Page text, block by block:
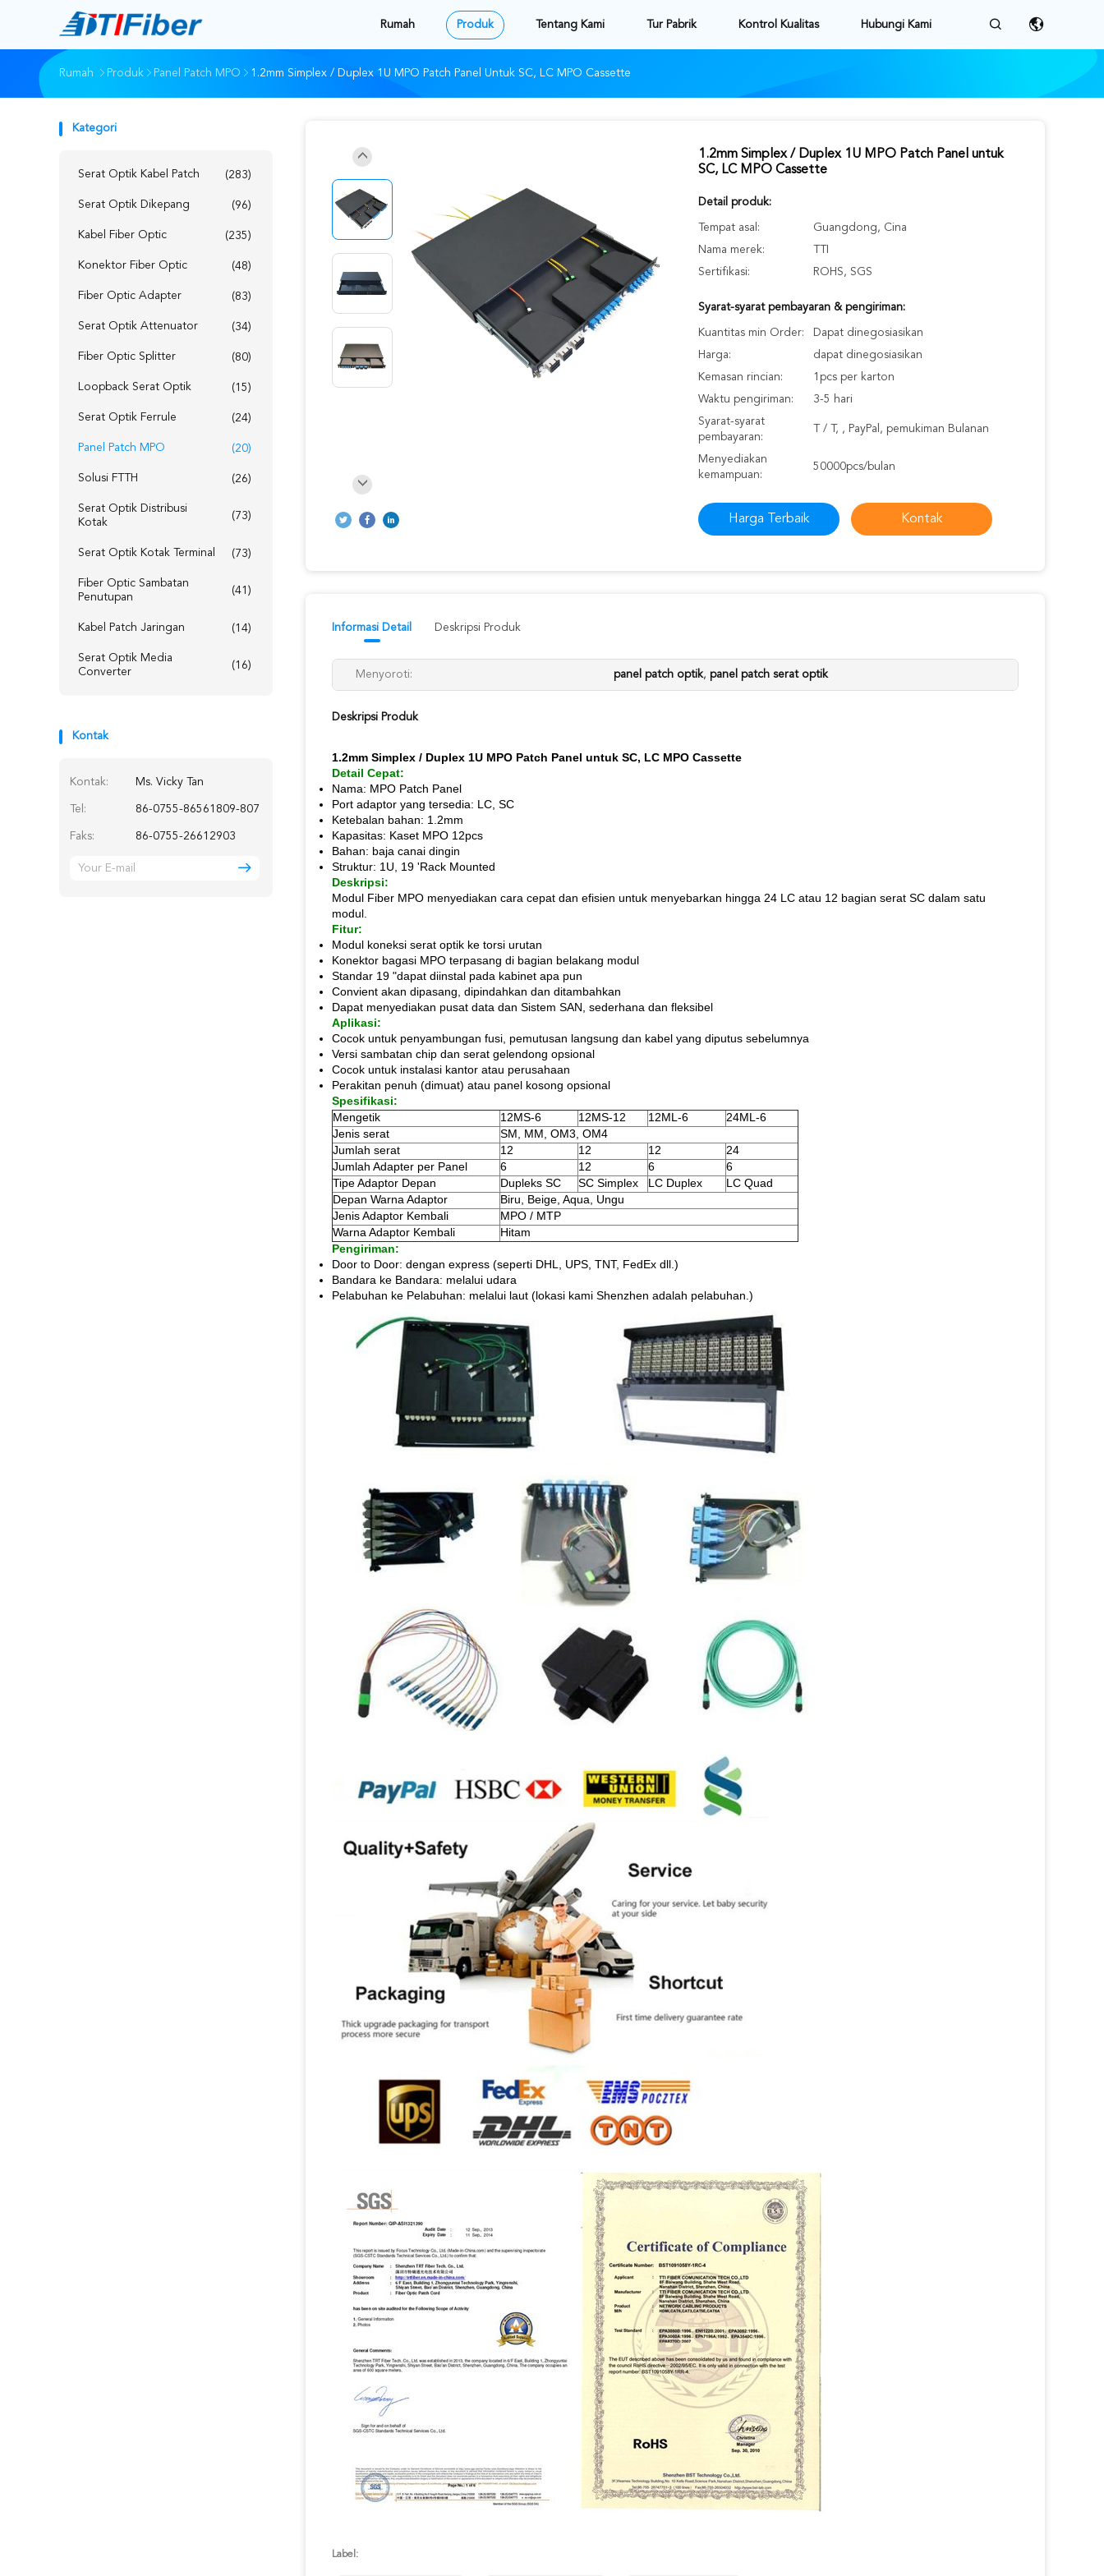
Rumah Produk Tentang Kami Tur Pabrik Kontrol Kualitas Hubungi Kami
Rumah Produk Panel Patch MPO 1.2mm Simplex / Duplex 1U MPO Patch Panel Untuk SC, LC MPO Cassette
Kategori
Serat Optik Kabel Patch (283)
Serat Optik Dikepang (96)
Kabel Fiber Optic (235)
Konektor Fiber Optic (48)
Fiber Optic Adapter (83)
Serat Optik Attenuator (34)
Fiber Optic Splitter (80)
Loopback Serat Optik (15)
Serat Optik Ferrule (24)
Panel Patch MPO (20)
Solusi FTTH (26)
Serat Optik Distribusi
Kotak
(73)
Serat Optik Kotak Terminal (73)
Fiber Optic Sambatan
Penutupan
(41)
Kabel Patch Jaringan (14)
Serat Optik Media
Converter
(16)
Kontak
Kontak: Ms. Vicky Tan
Tel: 86-0755-86561809-807
Faks: 86-0755-26612903
1.2mm Simplex / Duplex 1U MPO Patch Panel untuk
SC, LC MPO Cassette
Detail produk:
Tempat asal:
Guangdong, Cina
Nama merek:
Sertifikasi:
ROHS, SGS
Syarat-syarat pembayaran & pengiriman:
Kuantitas min Order:
Dapat dinegosiasikan
Harga:
dapat dinegosiasikan
Kemasan rincian:
1pcs per karton
Waktu pengiriman:
3-5 hari
Syarat-syarat
pembayaran:
T / T, , PayPal, pemukiman Bulanan
Menyediakan
kemampuan:
50000pcs/bulan
Harga Terbaik Kontak
Informasi Detail Deskripsi Produk
Menyoroti: panel patch optik, panel patch serat optik
Deskripsi Produk
1.2mm Simplex / Duplex 1U MPO Patch Panel untuk SC, LC MPO Cassette
Detail Cepat:
Nama: MPO Patch Panel
Port adaptor yang tersedia: LC, SC
Ketebalan bahan: 1.2mm
Kapasitas: Kaset MPO 12pcs
Bahan: baja canai dingin
Struktur: 1U, 19 'Rack Mounted
Deskripsi:
Modul Fiber MPO menyediakan cara cepat dan efisien untuk menyebarkan hingga 24 LC atau 12 bagian serat SC dalam satu
modul.
Fitur:
Modul koneksi serat optik ke torsi urutan
Konektor bagasi MPO terpasang di bagian belakang modul
Standar 19 "dapat diinstal pada kabinet apa pun
Convient akan dipasang, dipindahkan dan ditambahkan
Dapat menyediakan pusat data dan Sistem SAN, sederhana dan fleksibel
Aplikasi:
Cocok untuk penyambungan fusi, pemutusan langsung dan kabel yang diputus sebelumnya
Versi sambatan chip dan serat gelendong opsional
Cocok untuk instalasi kantor atau perusahaan
Perakitan penuh (dimuat) atau panel kosong opsional
Spesifikasi:
Mengetik
12MS-6 12MS-12 12ML-6
24ML-6
Jenis serat
SM, MM, OM3, OM4
Jumlah serat
12 12 12
24
Jumlah Adapter per Panel
6 12 6
6
Tipe Adaptor Depan
Dupleks SC SC Simplex LC Duplex
LC Quad
Depan Warna Adaptor
Biru, Beige, Aqua, Ungu
Jenis Adaptor Kembali
MPO / MTP
Warna Adaptor Kembali
Hitam
Pengiriman:
Door to Door: dengan express (seperti DHL, UPS, TNT, FedEx dll.)
Bandara ke Bandara: melalui udara
Pelabuhan ke Pelabuhan: melalui laut (lokasi kami Shenzhen adalah pelabuhan.)
Label: